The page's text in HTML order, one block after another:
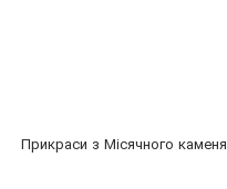
Прикраси з Місячного каменя